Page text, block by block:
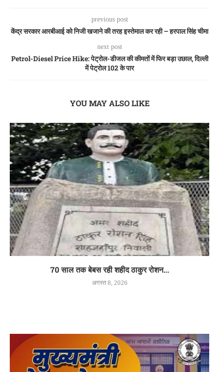
previous post
केंद्र सरकार आरबीआई को निजी खजाने की तरह इस्तेमाल कर रही – हरपाल सिंह चीमा
next post
Petrol-Diesel Price Hike: पेट्रोल-डीजल की कीमतों में फिर बड़ा उछाल, दिल्ली
में पेट्रोल 102 के पार
YOU MAY ALSO LIKE
70 साल तक बेबस रही शहीद ठाकुर रोशन...
अगस्त 8, 2026